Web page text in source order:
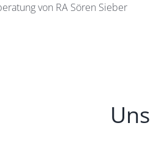
von RA Sören Sieber